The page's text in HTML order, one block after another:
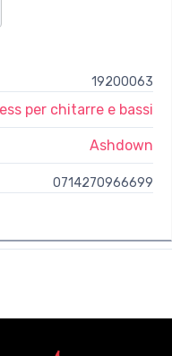
19200063
per chitarre e bassi
Ashdown
0714270966699